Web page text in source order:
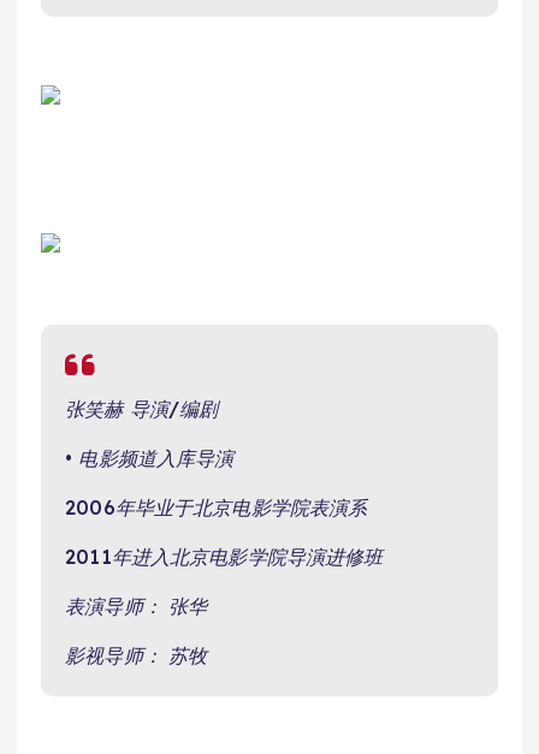
张笑赫 导演/编剧
• 电影频道入库导演
2006年毕业于北京电影学院表演系
2011年进入北京电影学院导演进修班
表演导师： 张华
影视导师： 苏牧